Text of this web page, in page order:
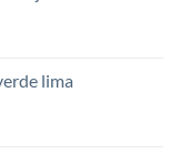
lima